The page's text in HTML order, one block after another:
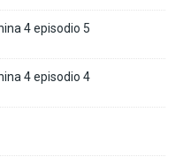
4 episodio 5
4 episodio 4